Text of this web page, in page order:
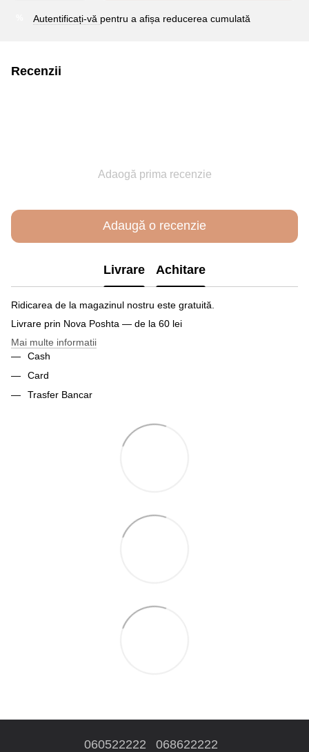
Autentificați-vă pentru a afișa reducerea cumulată
Recenzii
Adaogă prima recenzie
Adaugă o recenzie
Livrare Achitare
Ridicarea de la magazinul nostru este gratuită.
Livrare prin Nova Poshta — de la 60 lei
Mai multe informatii
Cash
Card
Trasfer Bancar
060522222 068622222